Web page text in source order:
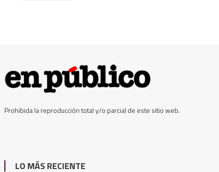
Prohibida la reproducción total y/o parcial de este sitio web.
LO MÁS RECIENTE